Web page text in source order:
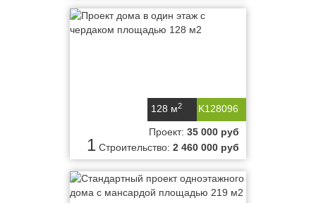
K128096
128 м2
1
Проект: 35 000 руб
Строительство: 2 460 000 руб